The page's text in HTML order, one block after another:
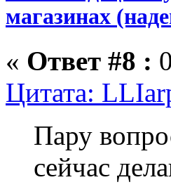
магазинах
« Ответ #8 :
Цитата:
Пару
сейчас